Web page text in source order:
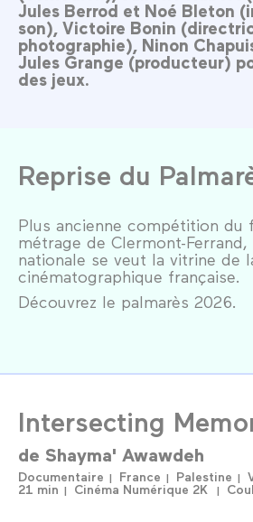
Jules Berrod et Noé Bleton
son), Victoire Bonin
photographie), Ninon
Jules Grange (producteur)
des jeux.
Reprise du
Plus ancienne compétition du
métrage de Clermont-
nationale se veut la vitrine de
cinématographique française.
Découvrez le palmarès 2026.
Intersecting
de Shayma' Awawdeh
Documentaire France Palestine
21 min
Cinéma Numérique 2K